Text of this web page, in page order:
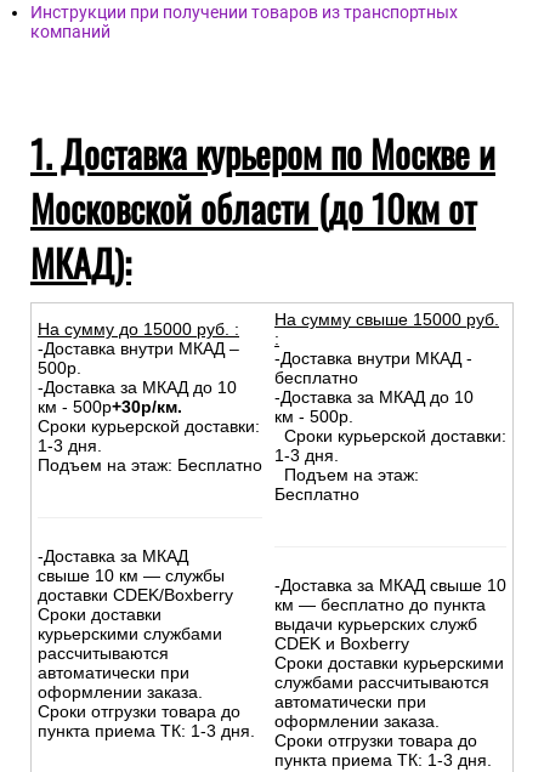
Инструкции при получении товаров из транспортных
компаний
1. Доставка курьером по Москве и
Московской области (до 10км от
МКАД):
На сумму до 15000 руб. :
-Доставка внутри МКАД –
500р.
-Доставка за МКАД до 10
км - 500р+30р/км.
Сроки курьерской доставки:
1-3 дня.
Подъем на этаж: Бесплатно
-Доставка за МКАД
свыше 10 км — службы
доставки CDEK/Boxberry
Сроки доставки
курьерскими службами
рассчитываются
автоматически при
оформлении заказа.
Сроки отгрузки товара до
пункта приема ТК: 1-3 дня.
На сумму свыше 15000 руб.
:
-Доставка внутри МКАД -
бесплатно
-Доставка за МКАД до 10
км - 500р.
Сроки курьерской доставки:
1-3 дня.
Подъем на этаж:
Бесплатно
-Доставка за МКАД свыше 10
км — бесплатно до пункта
выдачи курьерских служб
CDEK и Boxberry
Сроки доставки курьерскими
службами рассчитываются
автоматически при
оформлении заказа.
Сроки отгрузки товара до
пункта приема ТК: 1-3 дня.